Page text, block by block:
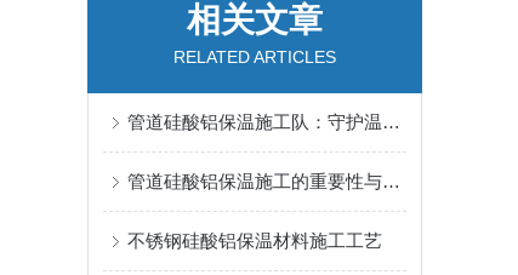
相关文章
RELATED ARTICLES
管道硅酸铝保温施工队：守护温暖的“管道卫士”
管道硅酸铝保温施工的重要性与实施策略
不锈钢硅酸铝保温材料施工工艺